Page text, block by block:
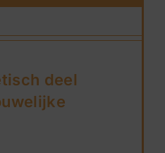
deel